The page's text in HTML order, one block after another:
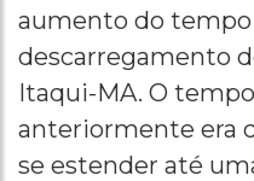
aumento do tempo
descarregamento
Itaqui-MA. O
anteriormente era
se estender até